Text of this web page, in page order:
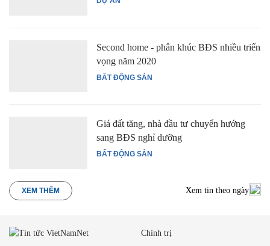
BẤT ĐỘNG SẢN
Second home - phân khúc BĐS nhiều triển
vọng năm 2020
BẤT ĐỘNG SẢN
Giá đất tăng, nhà đầu tư chuyển hướng
sang BĐS nghỉ dưỡng
XEM THÊM Xem tin theo ngày
Chính trị